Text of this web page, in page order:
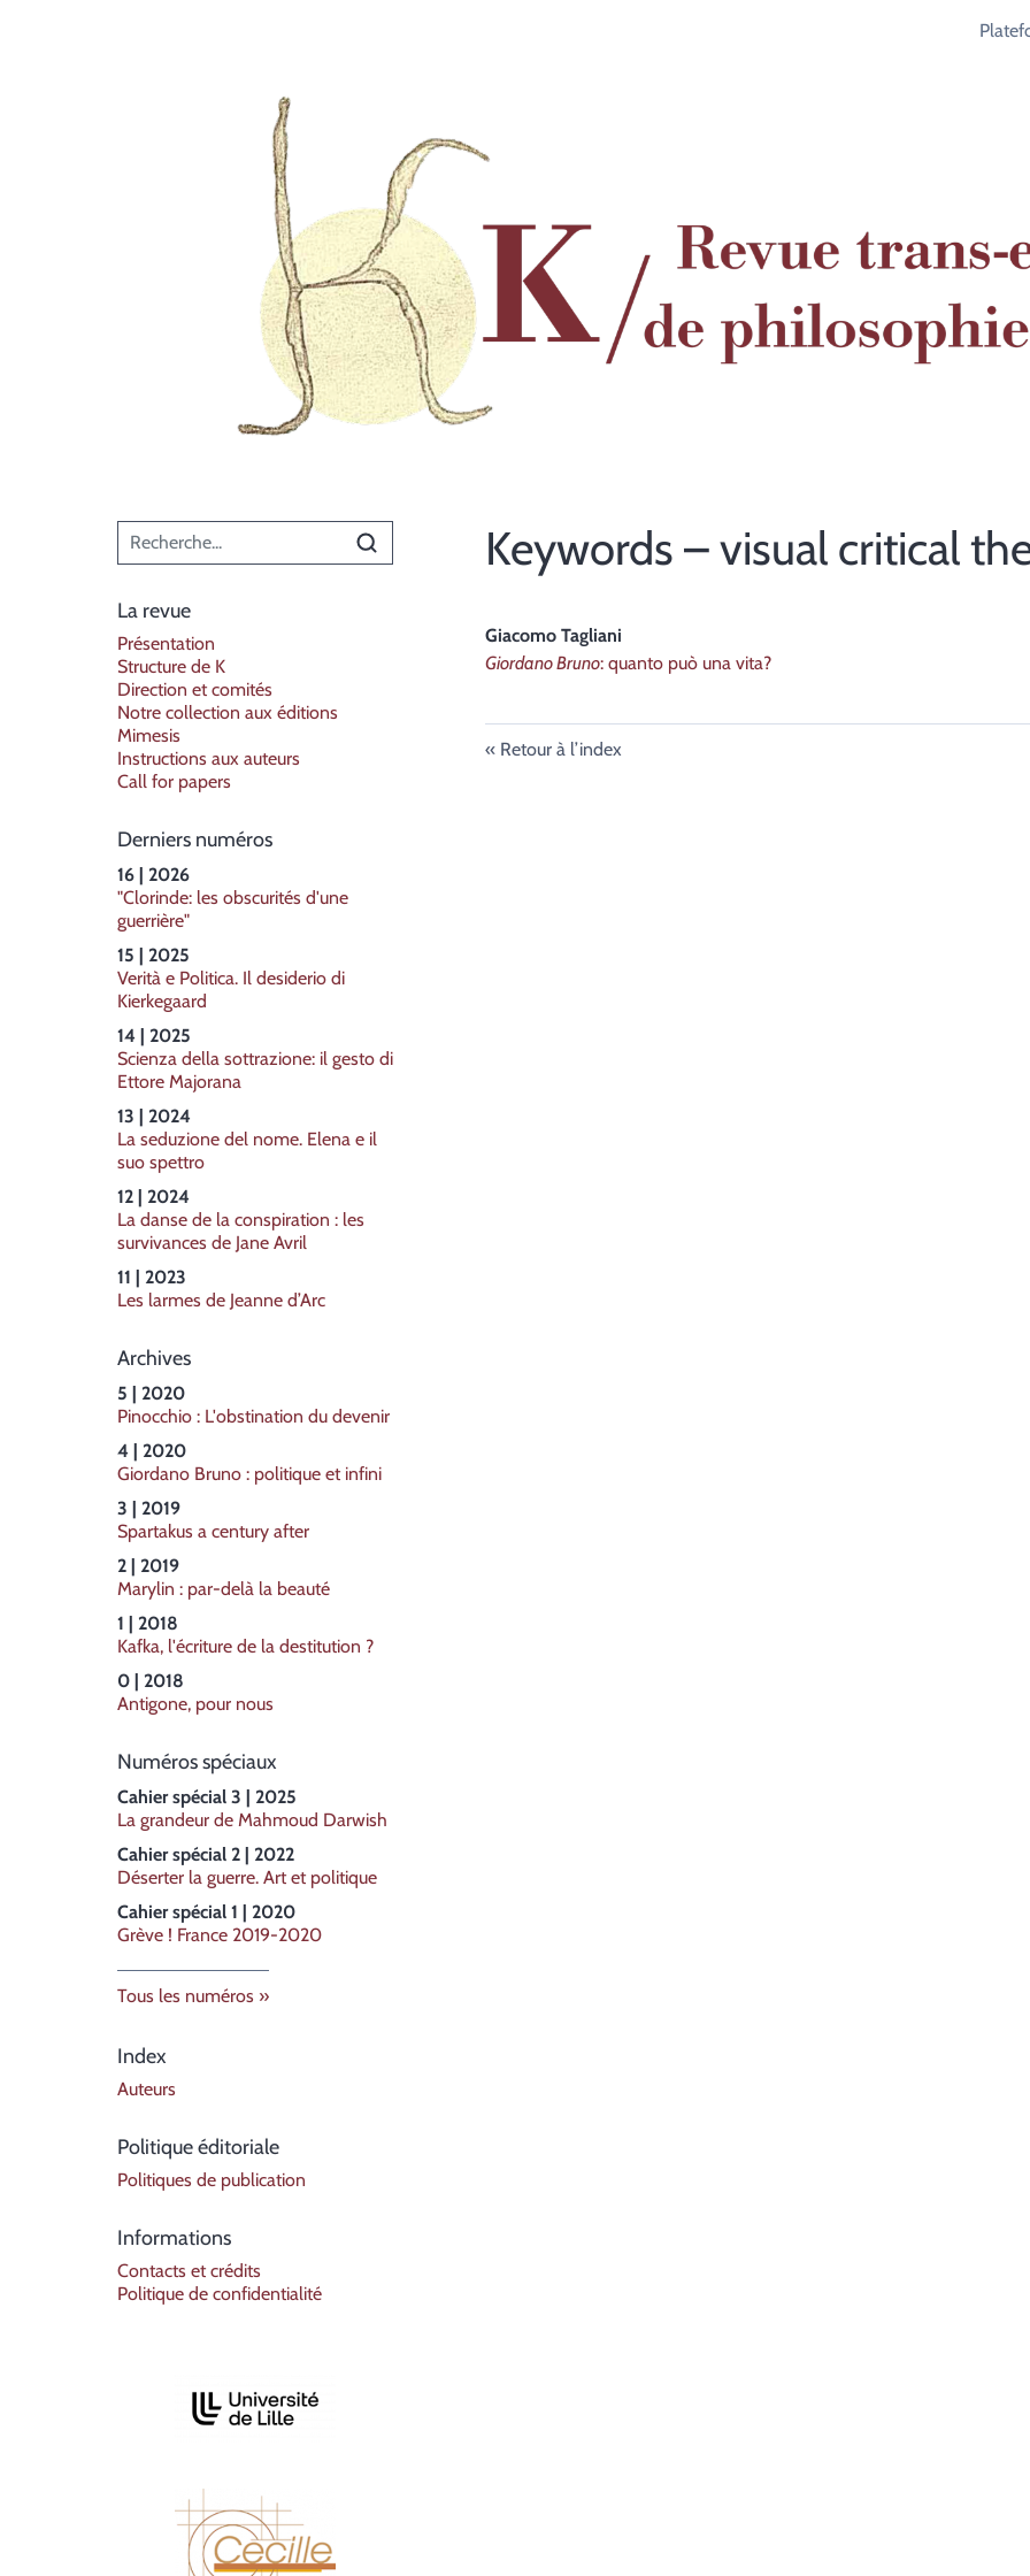
Menu principal
La revue
Présentation
Structure de K
Direction et comités
Notre collection aux éditions
Mimesis
Instructions aux auteurs
Call for papers
Derniers numéros
16 | 2026
"Clorinde: les obscurités d'une
guerrière"
15 | 2025
Verità e Politica. Il desiderio di
Kierkegaard
14 | 2025
Scienza della sottrazione: il gesto di
Ettore Majorana
13 | 2024
La seduzione del nome. Elena e il
suo spettro
12 | 2024
La danse de la conspiration : les
survivances de Jane Avril
11 | 2023
Les larmes de Jeanne d’Arc
Archives
5 | 2020
Pinocchio : L'obstination du devenir
4 | 2020
Giordano Bruno : politique et infini
3 | 2019
Spartakus a century after
2 | 2019
Marylin : par-delà la beauté
1 | 2018
Kafka, l'écriture de la destitution ?
0 | 2018
Antigone, pour nous
Numéros spéciaux
Cahier spécial 3 | 2025
La grandeur de Mahmoud Darwish
Cahier spécial 2 | 2022
Déserter la guerre. Art et politique
Cahier spécial 1 | 2020
Grève ! France 2019-2020
Tous les numéros
Index
Auteurs
Politique éditoriale
Politiques de publication
Informations
Contacts et crédits
Politique de confidentialité
Keywords – visual critical
Giacomo Tagliani
Giordano Bruno: quanto può una vita?
Retour à l’index